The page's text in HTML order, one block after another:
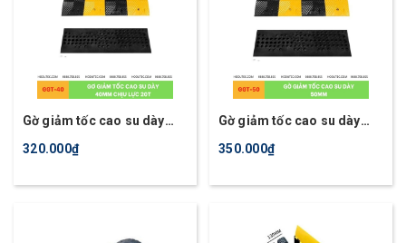
Gờ giảm tốc cao su dày
40mm chịu lực 20T
320.000₫
Gờ giảm tốc cao su dày
50mm chịu lực 20T
350.000₫